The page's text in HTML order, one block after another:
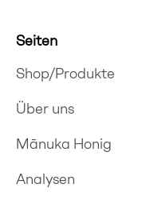
Seiten
Shop/Produkte
Über uns
Mānuka Honig
Analysen